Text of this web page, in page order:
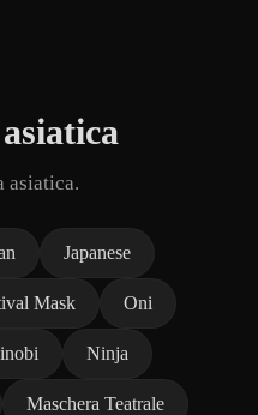
asiatica.
Japanese
Mask Oni
Ninja
Maschera Teatrale